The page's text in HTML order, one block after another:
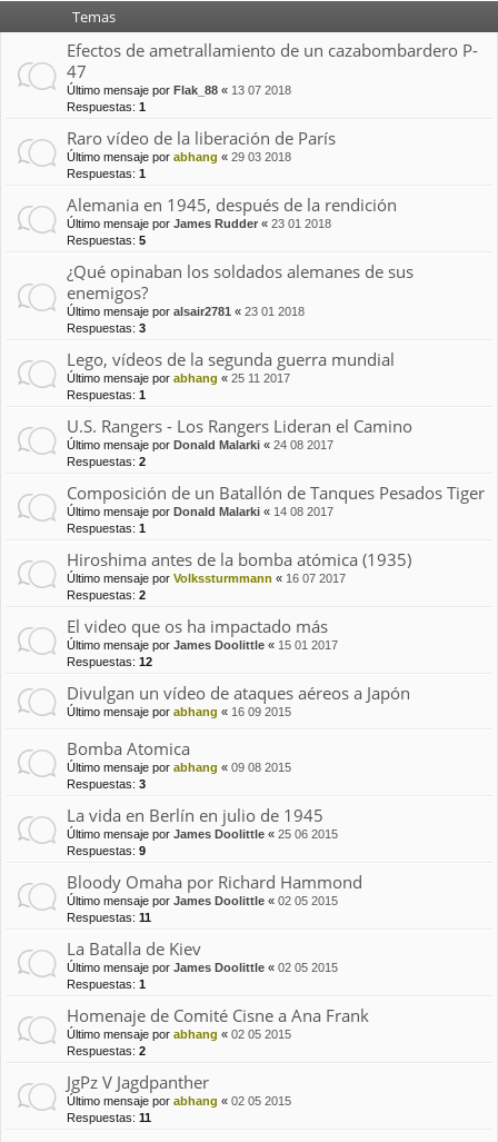
Temas
Efectos de ametrallamiento de un cazabombardero P-
47
Último mensaje por Flak_88 « 13 07 2018
Respuestas: 1
Raro vídeo de la liberación de París
Último mensaje por abhang « 29 03 2018
Respuestas: 1
Alemania en 1945, después de la rendición
Último mensaje por James Rudder « 23 01 2018
Respuestas: 5
¿Qué opinaban los soldados alemanes de sus
enemigos?
Último mensaje por alsair2781 « 23 01 2018
Respuestas: 3
Lego, vídeos de la segunda guerra mundial
Último mensaje por abhang « 25 11 2017
Respuestas: 1
U.S. Rangers - Los Rangers Lideran el Camino
Último mensaje por Donald Malarki « 24 08 2017
Respuestas: 2
Composición de un Batallón de Tanques Pesados Tiger
Último mensaje por Donald Malarki « 14 08 2017
Respuestas: 1
Hiroshima antes de la bomba atómica (1935)
Último mensaje por Volkssturmmann « 16 07 2017
Respuestas: 2
El video que os ha impactado más
Último mensaje por James Doolittle « 15 01 2017
Respuestas: 12
Divulgan un vídeo de ataques aéreos a Japón
Último mensaje por abhang « 16 09 2015
Bomba Atomica
Último mensaje por abhang « 09 08 2015
Respuestas: 3
La vida en Berlín en julio de 1945
Último mensaje por James Doolittle « 25 06 2015
Respuestas: 9
Bloody Omaha por Richard Hammond
Último mensaje por James Doolittle « 02 05 2015
Respuestas: 11
La Batalla de Kiev
Último mensaje por James Doolittle « 02 05 2015
Respuestas: 1
Homenaje de Comité Cisne a Ana Frank
Último mensaje por abhang « 02 05 2015
Respuestas: 2
JgPz V Jagdpanther
Último mensaje por abhang « 02 05 2015
Respuestas: 11